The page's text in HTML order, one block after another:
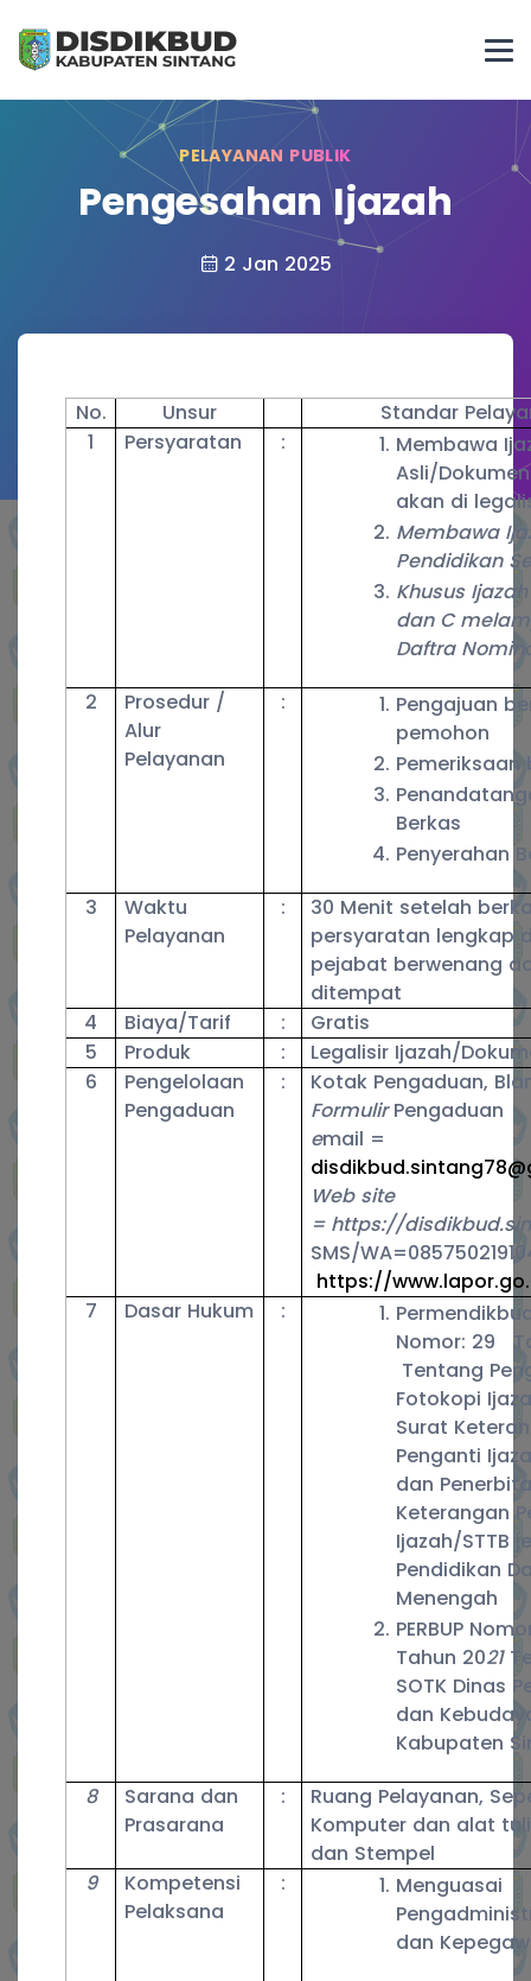
PELAYANAN PUBLIK
Pengesahan Ijazah
2 Jan 2025
No. Unsur
Standar
1
Persyaratan :
Membawa
Asli/
akan di
Membawa
Pendidikan
Khusus
dan C
Daftra
2
Prosedur /
Alur
Pelayanan
:
Pengajuan
pemohon
Pemeriksaan
Berkas
Penyerahan
3
Waktu
Pelayanan
:
30 Menit setelah
persyaratan lengkap
pejabat berwenang
ditempat
4
Biaya/Tarif :
Gratis
5
Produk :
Legalisir Ijazah/
6
Pengelolaan
Pengaduan
:
Kotak Pengaduan,
FormulirPengaduan
email =
Web site
= https://
SMS/
https://
7
Dasar Hukum :
Nomor: 29
Tentang
Fotokopi
Surat
Penganti
dan
Keterangan
Ijazah/STTB
Pendidikan
PERBUP
Tahun 2021
SOTK Dinas
dan
Kabupaten
8
Sarana dan
Prasarana
:
Ruang Pelayanan,
Komputer dan alat
dan Stempel
9
Kompetensi
Pelaksana
:
Menguasai
dan